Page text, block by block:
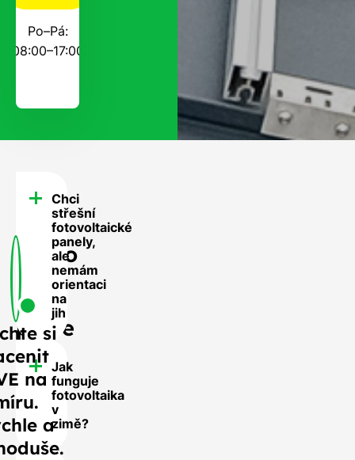
Po–Pá:
08:00–17:00
FAQ
-
Často
se
nás
ptáte
Chci
střešní
fotovoltaické
panely,
ale
nemám
orientaci
na
jih
Jak
funguje
fotovoltaika
v
zimě?
si
na
a